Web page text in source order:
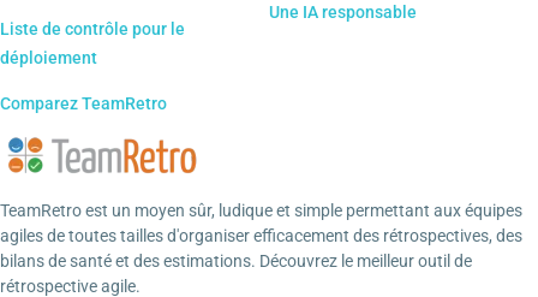
Liste de contrôle pour le
déploiement
Comparez TeamRetro
Une IA responsable
TeamRetro est un moyen sûr, ludique et simple permettant aux équipes
agiles de toutes tailles d'organiser efficacement des rétrospectives, des
bilans de santé et des estimations. Découvrez le meilleur outil de
rétrospective agile.